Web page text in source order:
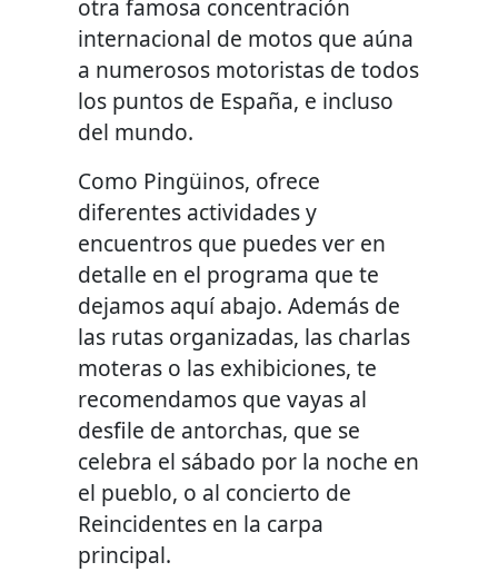
otra famosa concentración
internacional de motos que aúna
a numerosos motoristas de todos
los puntos de España, e incluso
del mundo.
Como Pingüinos, ofrece
diferentes actividades y
encuentros que puedes ver en
detalle en el programa que te
dejamos aquí abajo. Además de
las rutas organizadas, las charlas
moteras o las exhibiciones, te
recomendamos que vayas al
desfile de antorchas, que se
celebra el sábado por la noche en
el pueblo, o al concierto de
Reincidentes en la carpa
principal.